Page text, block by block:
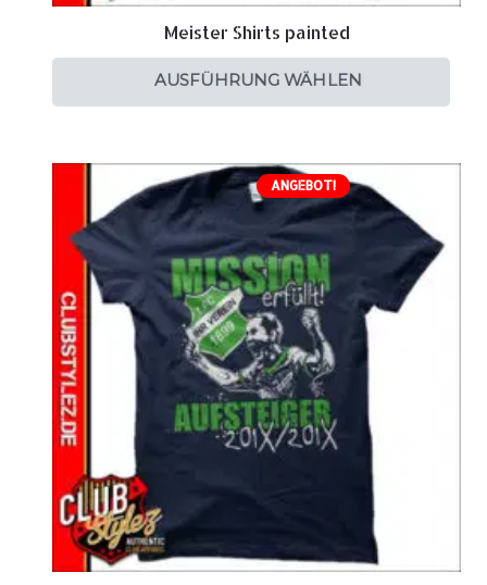
Meister Shirts painted
AUSFÜHRUNG WÄHLEN
ANGEBOT!